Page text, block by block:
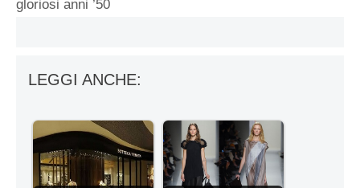
gloriosi anni ’50
LEGGI ANCHE: